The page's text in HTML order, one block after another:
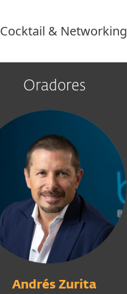
Cocktail & Networking
Oradores
Andrés Zurita